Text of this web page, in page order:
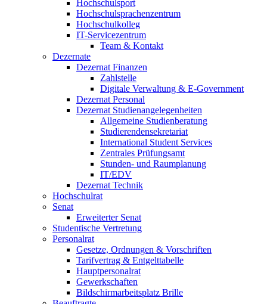
Hochschulsport
Hochschulsprachenzentrum
Hochschulkolleg
IT-Servicezentrum
Team & Kontakt
Dezernate
Dezernat Finanzen
Zahlstelle
Digitale Verwaltung & E-Government
Dezernat Personal
Dezernat Studienangelegenheiten
Allgemeine Studienberatung
Studierendensekretariat
International Student Services
Zentrales Prüfungsamt
Stunden- und Raumplanung
IT/EDV
Dezernat Technik
Hochschulrat
Senat
Erweiterter Senat
Studentische Vertretung
Personalrat
Gesetze, Ordnungen & Vorschriften
Tarifvertrag & Entgelttabelle
Hauptpersonalrat
Gewerkschaften
Bildschirmarbeitsplatz Brille